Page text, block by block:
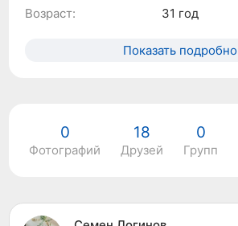
Возраст:
31 год
Показать подробно
0
Фотографий
18
Друзей
0
Групп